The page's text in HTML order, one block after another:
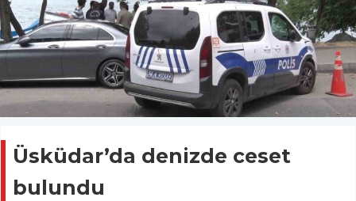
Üsküdar’da denizde ceset
bulundu